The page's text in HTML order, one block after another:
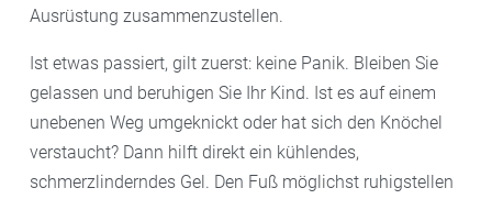
Ausrüstung zusammenzustellen.
Ist etwas passiert, gilt zuerst: keine Panik. Bleiben Sie
gelassen und beruhigen Sie Ihr Kind. Ist es auf einem
unebenen Weg umgeknickt oder hat sich den Knöchel
verstaucht? Dann hilft direkt ein kühlendes,
schmerzlinderndes Gel. Den Fuß möglichst ruhigstellen